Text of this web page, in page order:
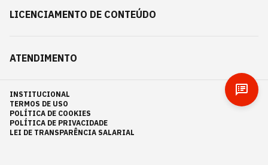
LICENCIAMENTO DE CONTEÚDO
ATENDIMENTO
INSTITUCIONAL
TERMOS DE USO
POLÍTICA DE COOKIES
POLÍTICA DE PRIVACIDADE
LEI DE TRANSPARÊNCIA SALARIAL